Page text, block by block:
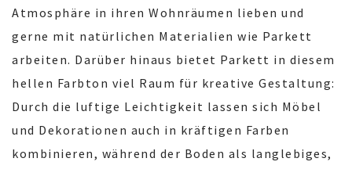
Atmosphäre in ihren Wohnräumen lieben und
gerne mit natürlichen Materialien wie Parkett
arbeiten. Darüber hinaus bietet Parkett in diesem
hellen Farbton viel Raum für kreative Gestaltung:
Durch die luftige Leichtigkeit lassen sich Möbel
und Dekorationen auch in kräftigen Farben
kombinieren, während der Boden als langlebiges,